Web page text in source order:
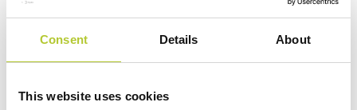
Consent Details About
This website uses cookies
installate in alto, le finestre a vasistas possono risultare
difficili da raggiungere e manovrare.
Prezzo: le finestre a vasistas, specialmente quelle di alta